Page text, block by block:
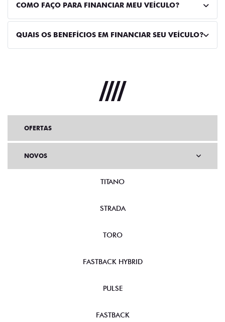
COMO FAÇO PARA FINANCIAR MEU VEÍCULO?
QUAIS OS BENEFÍCIOS EM FINANCIAR SEU VEÍCULO?
OFERTAS
NOVOS
TITANO
STRADA
TORO
FASTBACK HYBRID
PULSE
FASTBACK